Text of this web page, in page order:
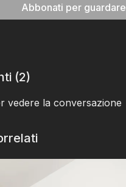
Abbonati per guardare
(2)
vedere la conversazione